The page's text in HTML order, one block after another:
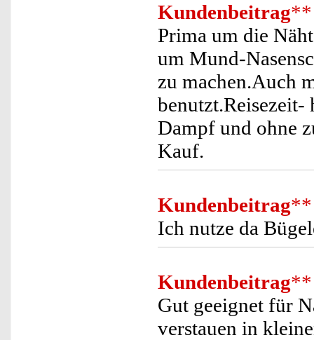
Kundenbeitrag**
Prima um die
um Mund-
zu machen.Auch
Dampf und ohne
Kauf.
Kundenbeitrag**
Ich nutze da
Kundenbeitrag**
Gut geeignet für
verstauen in